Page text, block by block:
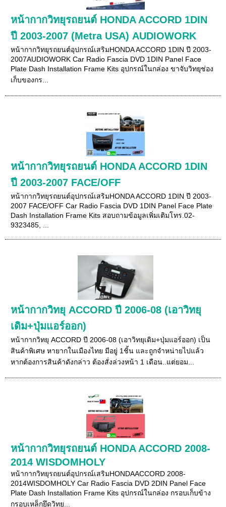
หน้ากากวิทยุรถยนต์ HONDA ACCORD 1DIN
ปี 2003-2007 (Metra USA) AUDIOWORK
หน้ากากวิทยุรถยนต์อุปกรณ์เสริมHONDA ACCORD 1DIN ปี 2003-
2007AUDIOWORK Car Radio Fascia DVD 1DIN Panel Face
Plate Dash Installation Frame Kits อุปกรณ์ในกล่อง ขาจับวิทยุช่อง
เก็บของกร...
หน้ากากวิทยุรถยนต์ HONDA ACCORD 1DIN
ปี 2003-2007 FACE/OFF
หน้ากากวิทยุรถยนต์อุปกรณ์เสริมHONDA ACCORD 1DIN ปี 2003-
2007 FACE/OFF Car Radio Fascia DVD 1DIN Panel Face Plate
Dash Installation Frame Kits สอบถามข้อมูลเพิ่มเติมโทร.02-
9323485, ...
หน้ากากวิทยุ ACCORD ปี 2006-08 (เอาวิทยุ
เดิม+ปุ่มแอร์ออก)
หน้ากากวิทยุ ACCORD ปี 2006-08 (เอาวิทยุเดิม+ปุ่มแอร์ออก) เป็น
สินค้าพิเศษ หายากในเมืองไทย มีอยู่ 1ชิ้น และถูกจำหน่ายไปแล้ว
หากต้องการสินค้าดังกล่าว ต้องสั่งล่วงหน้า 1 เดือน..แต่ยอม...
หน้ากากวิทยุรถยนต์ HONDA ACCORD 2008-
2014 WISDOMHOLY
หน้ากากวิทยุรถยนต์อุปกรณ์เสริมHONDAACCORD 2008-
2014WISDOMHOLY Car Radio Fascia DVD 2DIN Panel Face
Plate Dash Installation Frame Kits อุปกรณ์ในกล่อง กรอบเก็บข้าง
กรอบเหล็กยึดวิทย...